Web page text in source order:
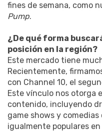
fines de semana, como
Pump.
¿De qué forma
posición en la región?
Este mercado tiene
Recientemente,
con Channel 10, el
Este vínculo nos otorga
contenido, incluyendo
game shows y
igualmente populares